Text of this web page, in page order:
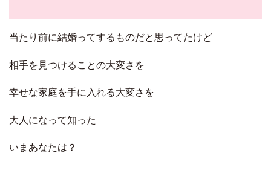
当たり前に結婚ってするものだと思ってたけど
相手を見つけることの大変さを
幸せな家庭を手に入れる大変さを
大人になって知った
いまあなたは？